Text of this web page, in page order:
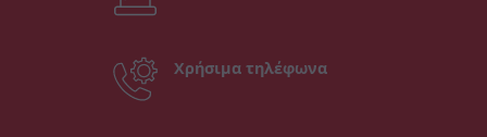
Χρήσιμα τηλέφωνα